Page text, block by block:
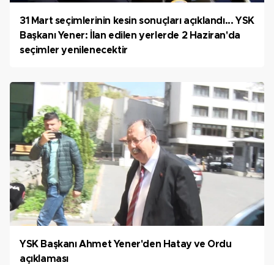
31 Mart seçimlerinin kesin sonuçları açıklandı... YSK
Başkanı Yener: İlan edilen yerlerde 2 Haziran'da
seçimler yenilenecektir
YSK Başkanı Ahmet Yener'den Hatay ve Ordu
açıklaması